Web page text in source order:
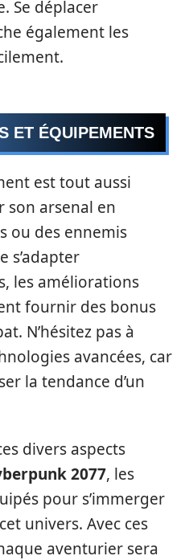
Se déplacer
également les
ET ÉQUIPEMENTS
est tout aussi
son arsenal en
ou des ennemis
s’adapter
les améliorations
fournir des bonus
N’hésitez pas à
avancées, car
la tendance d’un
divers aspects
2077, les
pour s’immerger
univers. Avec ces
aventurier sera